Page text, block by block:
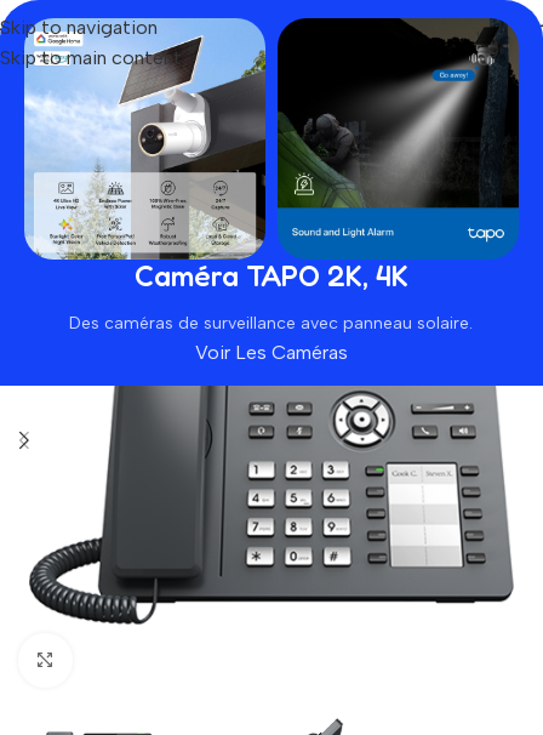
Skip to navigation
Skip to main content
Caméra TAPO 2K, 4K
Des caméras de surveillance avec panneau solaire.
Voir Les Caméras
Home Produit Grandstream GRP2634